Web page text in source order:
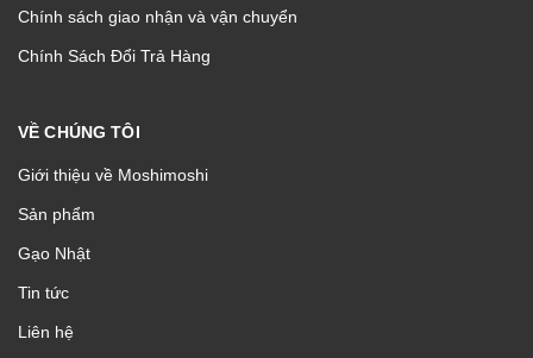
Chính sách giao nhận và vận chuyển
Chính Sách Đổi Trả Hàng
VỀ CHÚNG TÔI
Giới thiệu về Moshimoshi
Sản phẩm
Gạo Nhật
Tin tức
Liên hệ